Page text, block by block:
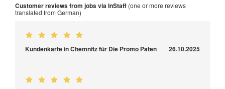
Customer reviews from jobs via InStaff (one or more reviews
translated from German)
Kundenkarte in Chemnitz für Die Promo Paten 26.10.2025